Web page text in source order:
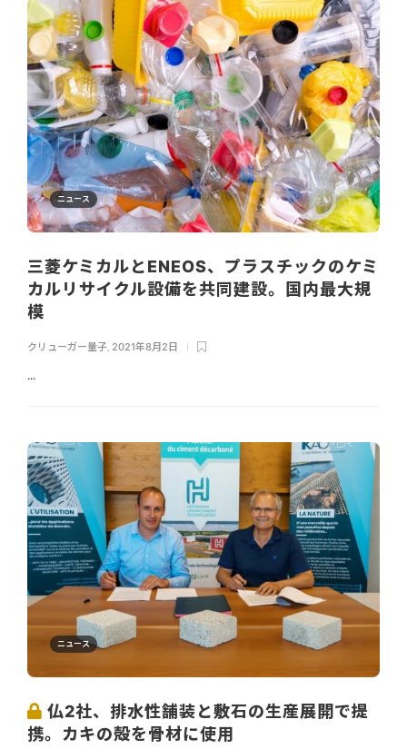
ニュース
三菱ケミカルとENEOS、プラスチックのケミ
カルリサイクル設備を共同建設。国内最大規
模
クリューガー量子 2021年8月2日
...
ニュース
仏2社、排水性舗装と敷石の生産展開で提
携。カキの殻を骨材に使用